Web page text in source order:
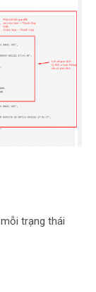
trạng thái